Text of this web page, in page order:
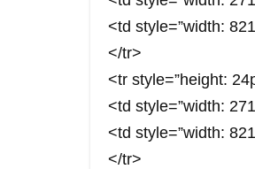
<td style=”width:
</tr>
<tr style=”height:
<td style=”width:
<td style=”width:
</tr>